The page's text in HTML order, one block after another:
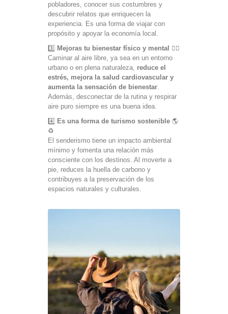
pobladores, conocer sus costumbres y
descubrir relatos que enriquecen la
experiencia. Es una forma de viajar con
propósito y apoyar la economía local.
3️⃣ Mejoras tu bienestar físico y mental 💆‍♂️
Caminar al aire libre, ya sea en un entorno
urbano o en plena naturaleza, reduce el
estrés, mejora la salud cardiovascular y
aumenta la sensación de bienestar.
Además, desconectar de la rutina y respirar
aire puro siempre es una buena idea.
4️⃣ Es una forma de turismo sostenible 🌎
♻️
El senderismo tiene un impacto ambiental
mínimo y fomenta una relación más
consciente con los destinos. Al moverte a
pie, reduces la huella de carbono y
contribuyes a la preservación de los
espacios naturales y culturales.